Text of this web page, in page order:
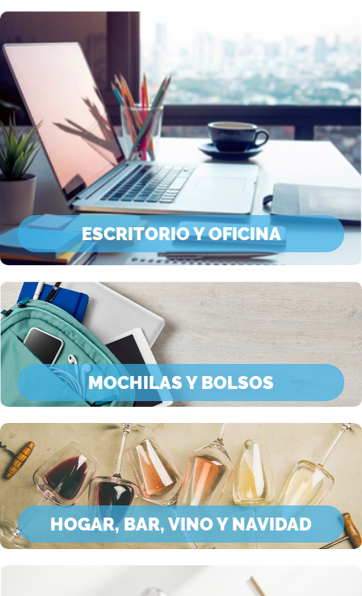
ESCRITORIO Y OFICINA
MOCHILAS Y BOLSOS
HOGAR, BAR, VINO Y NAVIDAD